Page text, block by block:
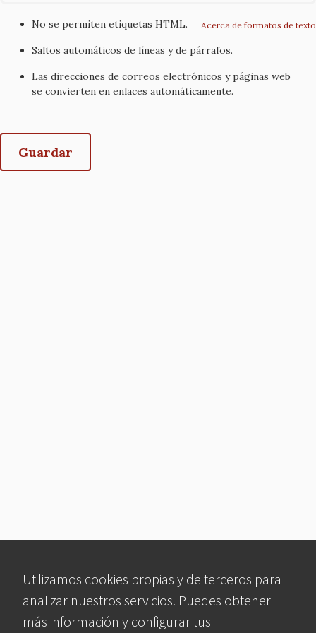
Utilizamos cookies propias y de terceros para
analizar nuestros servicios. Puedes obtener
más información y configurar tus
Acerca de formatos de texto
No se permiten etiquetas HTML.
Saltos automáticos de líneas y de párrafos.
Las direcciones de correos electrónicos y páginas web
se convierten en enlaces automáticamente.